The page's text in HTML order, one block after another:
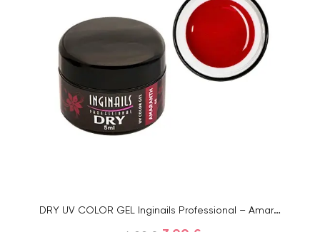
DRY UV COLOR GEL Inginails Professional – Amaranth 66, 5ml